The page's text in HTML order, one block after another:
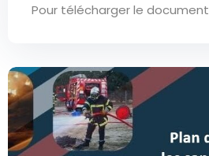
Pour télécharger le document